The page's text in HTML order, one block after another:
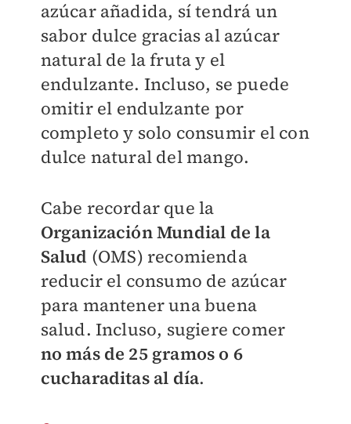
azúcar añadida, sí tendrá un
sabor dulce gracias al azúcar
natural de la fruta y el
endulzante. Incluso, se puede
omitir el endulzante por
completo y solo consumir el con
dulce natural del mango.
Cabe recordar que la
Organización Mundial de la
Salud (OMS) recomienda
reducir el consumo de azúcar
para mantener una buena
salud. Incluso, sugiere comer
no más de 25 gramos o 6
cucharaditas al día.